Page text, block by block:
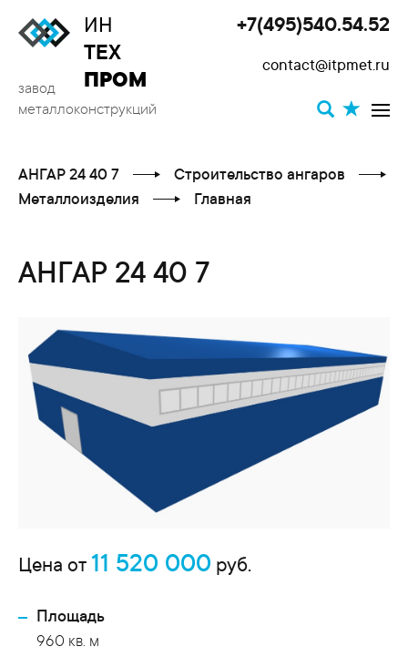
ИН
ТЕХ
ПРОМ
завод
металлоконструкций
+7(495)540.54.52
contact@itpmet.ru
АНГАР 24 40 7
Строительство ангаров
Металлоизделия
Главная
АНГАР 24 40 7
Цена от 11 520 000 руб.
Площадь
960 кв. м